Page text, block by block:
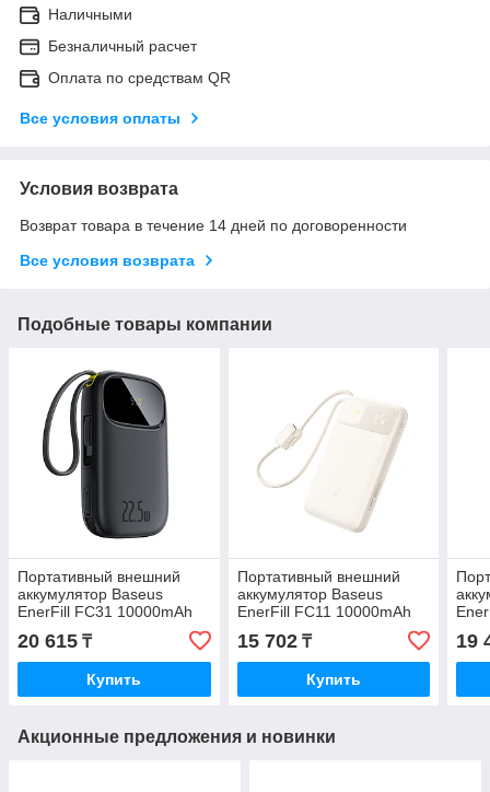
Наличными
Безналичный расчет
Оплата по средствам QR
Все условия оплаты
Условия возврата
Возврат товара в течение 14 дней по договоренности
Все условия возврата
Подобные товары компании
Портативный внешний
аккумулятор Baseus
EnerFill FC31 10000mAh
Black(P10082106123-00)
20 615 ₸
Купить
Портативный внешний
аккумулятор Baseus
EnerFill FC11 10000mAh
22.5W Beige (E0027R05)
15 702₸
Купить
19
Акционные предложения и новинки